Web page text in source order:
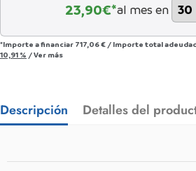
23,90€*al mes en
*Importe a financiar 717,06 € / Importe total
10,91 % /Ver más
Descripción Detalles del